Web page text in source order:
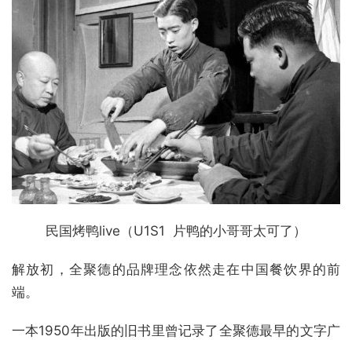
民国烤鸭live（U1S1 片鸭的小哥哥太可了）
解放初，全聚德的品牌理念依然走在中国餐饮界的前
端。
一本1950年出版的旧书里曾记录了全聚德最早的文字广